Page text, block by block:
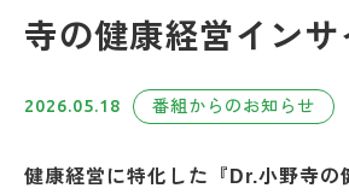
寺の健康経営インサ
2026.05.18 番組からのお知らせ
健康経営に特化した『Dr.小野寺の